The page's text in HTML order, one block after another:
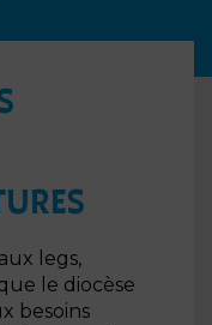
legs,
le diocèse
besoins